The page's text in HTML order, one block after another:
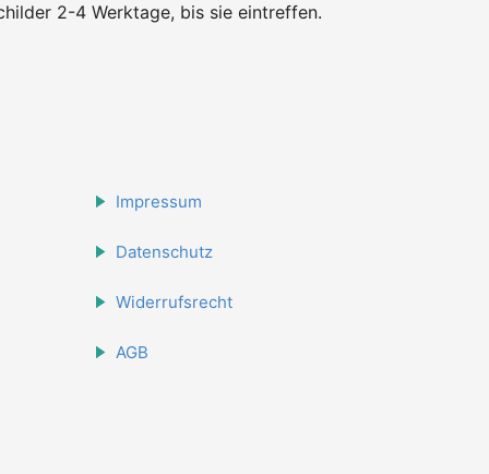
2-4 Werktage, bis sie eintreffen.
Impressum
Datenschutz
Widerrufsrecht
AGB